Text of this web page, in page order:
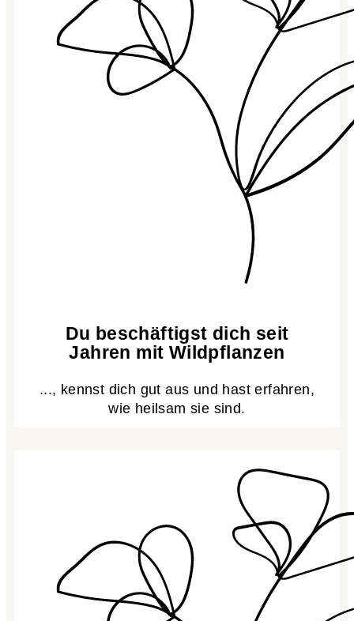
Du beschäftigst dich seit
Jahren mit Wildpflanzen
..., kennst dich gut aus und hast erfahren,
wie heilsam sie sind.